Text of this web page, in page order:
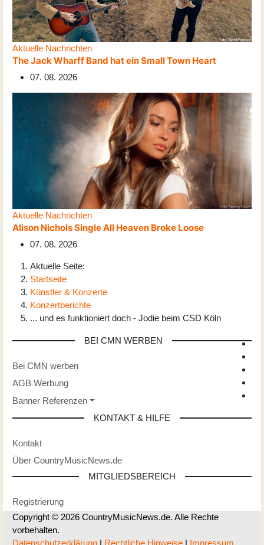
Aktuelle Nachrichten
The Jack Wharff Band hat ein Small Town Heart
07. 08. 2026
Aktuelle Nachrichten
Alison Nichols Single All Heaven Broke Loose
07. 08. 2026
Aktuelle Seite:
Startseite
Künstler & Konzerte
Konzertberichte
... und es funktioniert doch - Jodie beim CSD Köln
BEI CMN WERBEN
Bei CMN werben
AGB Werbung
Banner Referenzen
KONTAKT & HILFE
Kontakt
Über CountryMusicNews.de
MITGLIEDSBEREICH
Registrierung
Copyright © 2026 CountryMusicNews.de. Alle Rechte
vorbehalten.
Datenschutzerklärung | Rechtliche Hinweise | Impressum